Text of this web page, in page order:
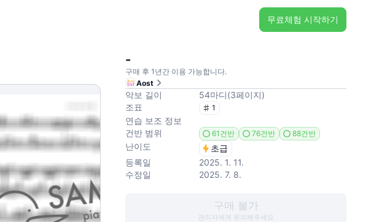
무료체험 시작하기
-
구매 후 1년간 이용 가능합니다.
Aost
악보 길이 54마디(3페이지)
조표
1
연습 보조 정보
건반 범위
61건반 76건반 88건반
난이도
초급
등록일
2025. 1. 11.
수정일
2025. 7. 8.
구매 불가
관리자에게 문의해주세요